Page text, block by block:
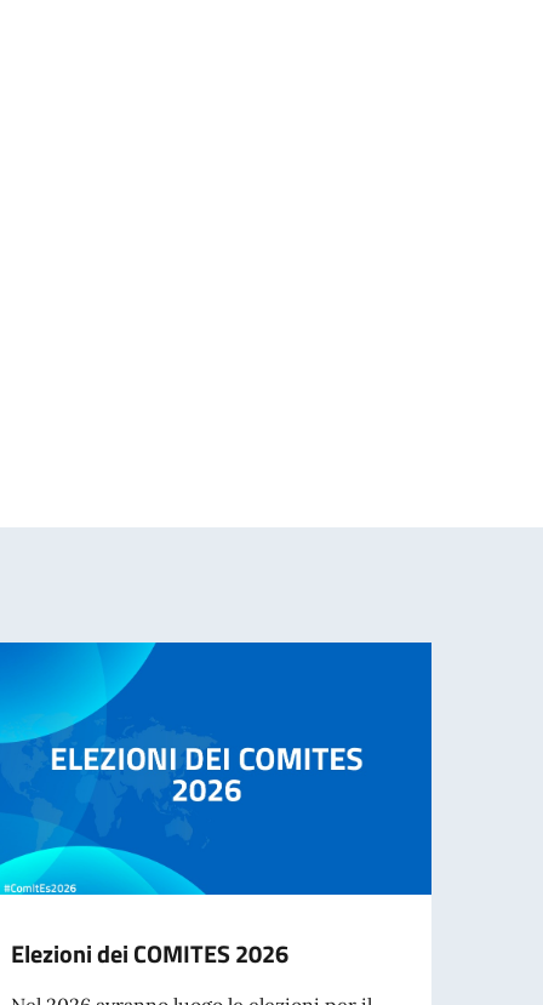
Elezioni dei COMITES 2026